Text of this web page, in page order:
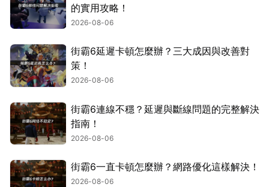
的實用攻略！
2026-08-06
街霸6延遲卡頓怎麼辦？三大成因與改善對
策！
2026-08-06
街霸6連線不穩？延遲與斷線問題的完整解決
指南！
2026-08-06
街霸6一直卡頓怎麼辦？網路優化這樣解決！
2026-08-06